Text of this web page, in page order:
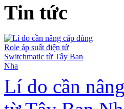
Tin tức
Lí do cần